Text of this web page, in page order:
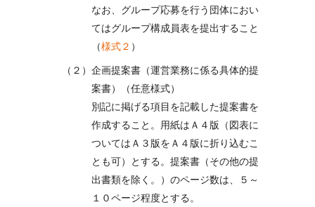
なお、グループ応募を行う団体におい
てはグループ構成員表を提出すること
（様式２ ）
（２）企画提案書（運営業務に係る具体的提
案書）（任意様式）
別記に掲げる項目を記載した提案書を
作成すること。用紙はＡ４版（図表に
ついてはＡ３版をＡ４版に折り込むこ
とも可）とする。提案書（その他の提
出書類を除く。）のページ数は、５～
１０ページ程度とする。